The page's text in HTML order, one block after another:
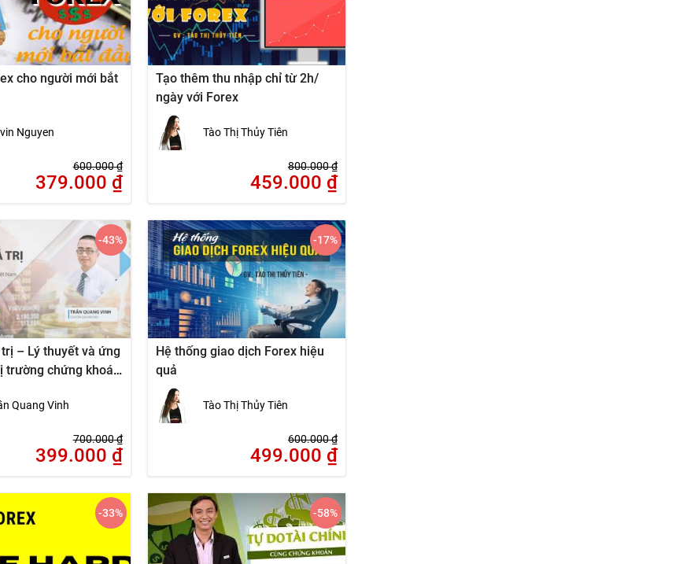
cho người mới bắt
Nguyen
600.000₫
379.000 ₫
Tạo thêm thu nhập chỉ từ 2h/
ngày với Forex
Tào Thị Thủy Tiên
800.000₫
459.000 ₫
– Lý thuyết và ứng
trường chứng khoán
Quang Vinh
700.000₫
399.000 ₫
-43%
Hệ thống giao dịch Forex hiệu
quả
Tào Thị Thủy Tiên
600.000₫
499.000 ₫
-17%
-33% -58%